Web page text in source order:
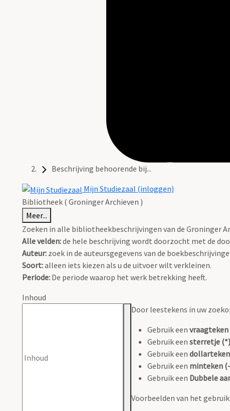
Beschrijving behoorende bij...
Mijn Studiezaal (inloggen)
Bibliotheek ( Groninger Archieven )
Meer...
Zoeken in alle bibliotheekbeschrijvingen van de Groninger
Alle velden:de hele beschrijving wordt doorzocht met de
Auteur: zoek in de auteursgegevens van de
Soort:alleen iets kiezen als u de uitvoer wilt verkleinen.
Periode: De periode waarop het werk betrekking heeft.
Inhoud
Door leestekens in uw
Gebruik een vraagteken
Gebruik een sterretje (*)
Gebruik een
Gebruik een minteken
Gebruik een Dubbele
Voorbeelden van het